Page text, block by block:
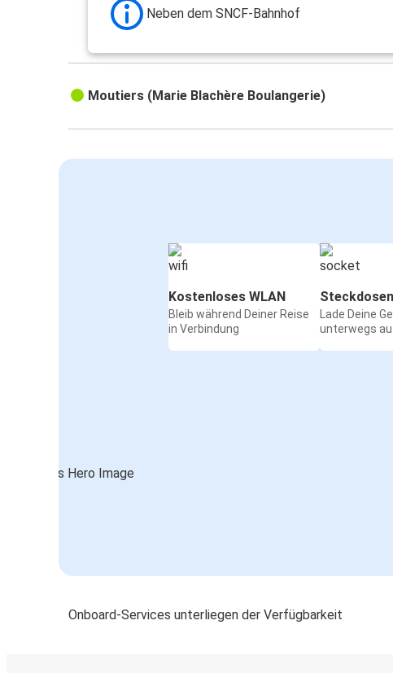
Neben dem SNCF-Bahnhof
Moutiers (Marie Blachère Boulangerie)
Kostenloses WLAN
Bleib während Deiner Reise
in Verbindung
Steckdosen
Lade Deine
unterwegs
Onboard-Services unterliegen der Verfügbarkeit